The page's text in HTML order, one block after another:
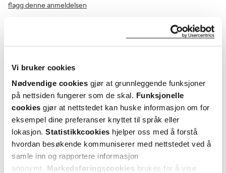
Vi bruker cookies
Nødvendige cookies gjør at grunnleggende funksjoner
på nettsiden fungerer som de skal. Funksjonelle
cookies gjør at nettstedet kan huske informasjon om for
eksempel dine preferanser knyttet til språk eller
lokasjon. Statistikkcookies hjelper oss med å forstå
hvordan besøkende kommuniserer med nettstedet ved å
samle inn og rapportere informasjon
anonymt. Markedsføringscookies brukes for å vise
flagg denne anmeldelsen
Kjekt å vite at man kan sjekke selv.
Produktet er testet opp mot blodtrykksmåler hos lege. Denne viste
for høyt blodtrykk i forhold. Selv om den viste forhøyet blodtrykk i
forhold, så var ikke avviket større enn at jeg kan sjekke.
Var denne anmeldelsen nyttig?
0